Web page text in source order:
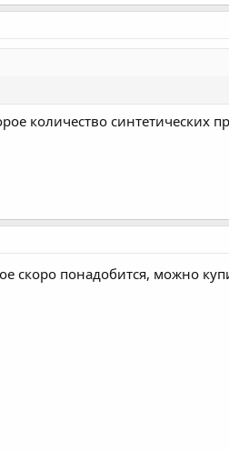
количество синтетических
скоро понадобится, можно